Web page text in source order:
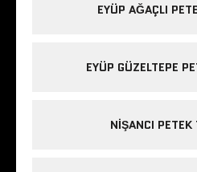
EYÜP AĞAÇLI
EYÜP GÜZELTEPE
NIŞANCI